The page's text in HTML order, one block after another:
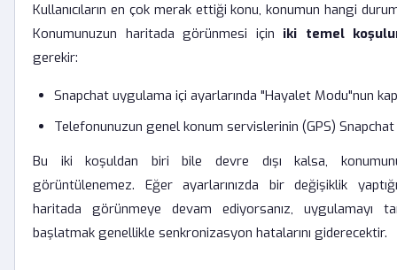
Kullanıcıların en çok merak ettiği konu, konumun hangi
Konumunuzun haritada görünmesi için iki temel
gerekir:
Snapchat uygulama içi ayarlarında "Hayalet Modu"nun
Telefonunuzun genel konum servislerinin (GPS) Snapchat
Bu iki koşuldan biri bile devre dışı kalsa,
görüntülenemez. Eğer ayarlarınızda bir değişiklik
haritada görünmeye devam ediyorsanız, uygulamayı
başlatmak genellikle senkronizasyon hatalarını giderecektir.